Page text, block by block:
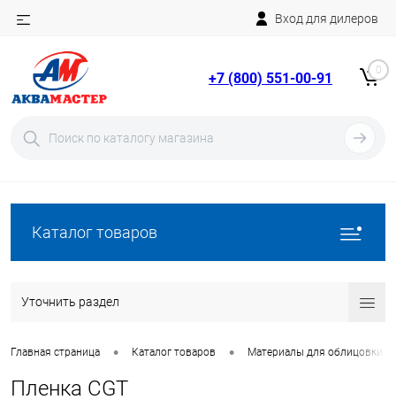
Вход для дилеров
+7 (800) 551-00-91 0
Каталог товаров
Уточнить раздел
Главная страница • Каталог товаров • Материалы для облицовки
Пленка CGT